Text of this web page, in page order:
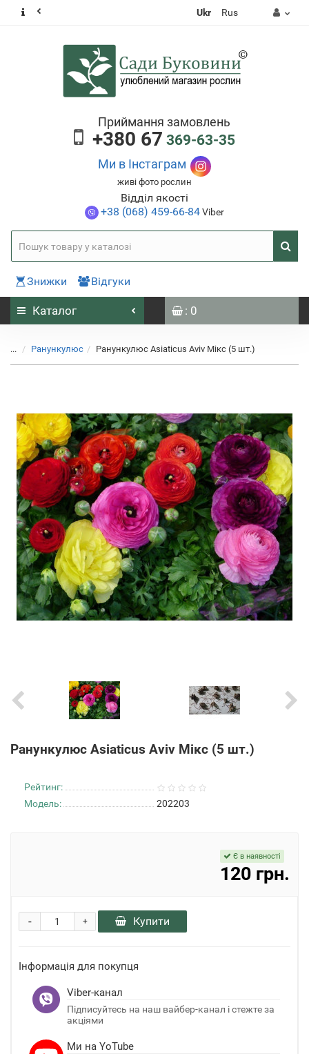
Ukr Rus
Приймання замовлень
+380 67 369-63-35
Ми в Інстаграм
живі фото рослин
Відділ якості
+38 (068) 459-66-84Viber
Знижки Відгуки
Каталог : 0
... Ранункулюс Ранункулюс Аsiaticus Аviv Мікс (5 шт.)
Ранункулюс Аsiaticus Аviv Мікс (5 шт.)
Рейтинг:
Модель:
202203
Є в наявності
120 грн.
+
- Купити
Інформація для покупця
Viber-канал
Підписуйтесь на наш вайбер-канал і стежте за
акціями
Ми на YoTube